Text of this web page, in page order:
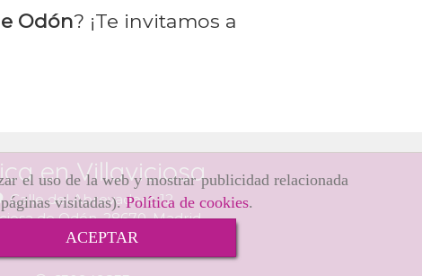
el uso de la web y mostrar publicidad relacionada
visitadas).Política de cookies.
ACEPTAR
Odón? ¡Te invitamos a
en Villaviciosa
Calle del Abrevadero 12
de Odón,28670,Madrid